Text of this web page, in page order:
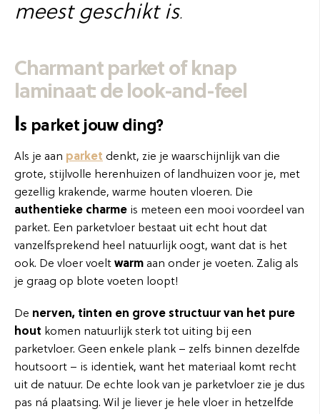
meest geschikt is.
Charmant parket of knap
laminaat: de look-and-feel
Is parket jouw ding?
Als je aan parket denkt, zie je waarschijnlijk van die
grote, stijlvolle herenhuizen of landhuizen voor je, met
gezellig krakende, warme houten vloeren. Die
authentieke charme is meteen een mooi voordeel van
parket. Een parketvloer bestaat uit echt hout dat
vanzelfsprekend heel natuurlijk oogt, want dat is het
ook. De vloer voelt warm aan onder je voeten. Zalig als
je graag op blote voeten loopt!
De nerven, tinten en grove structuur van het pure
hout komen natuurlijk sterk tot uiting bij een
parketvloer. Geen enkele plank – zelfs binnen dezelfde
houtsoort – is identiek, want het materiaal komt recht
uit de natuur. De echte look van je parketvloer zie je dus
pas ná plaatsing. Wil je liever je hele vloer in hetzelfde